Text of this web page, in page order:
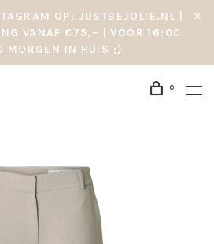
OP: JUSTBEJOLIE.NL |
VANAF €75,– | VOOR 16:00
MORGEN IN HUIS ;)
0